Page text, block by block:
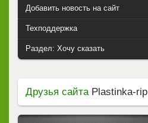
Добавить новость на сайт
Техподдержка
Раздел: Хочу сказать
Друзья сайтаPlastinka-rip